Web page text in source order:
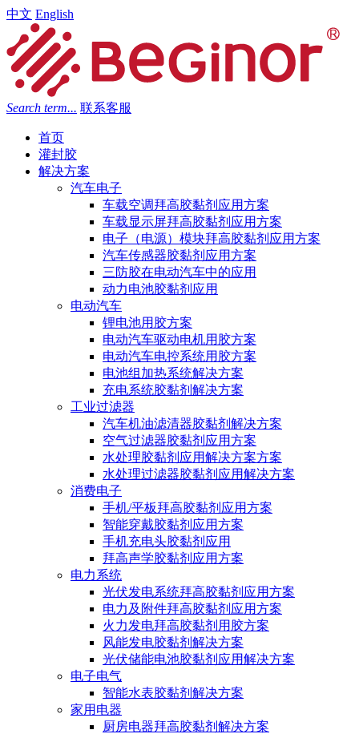
中文 English
Search term... 联系客服
首页
灌封胶
解决方案
汽车电子
车载空调拜高胶黏剂应用方案
车载显示屏拜高胶黏剂应用方案
电子（电源）模块拜高胶黏剂应用方案
汽车传感器胶黏剂应用方案
三防胶在电动汽车中的应用
动力电池胶黏剂应用
电动汽车
锂电池用胶方案
电动汽车驱动电机用胶方案
电动汽车电控系统用胶方案
电池组加热系统解决方案
充电系统胶黏剂解决方案
工业过滤器
汽车机油滤清器胶黏剂解决方案
空气过滤器胶黏剂应用方案
水处理胶黏剂应用解决方案方案
水处理过滤器胶黏剂应用解决方案
消费电子
手机/平板拜高胶黏剂应用方案
智能穿戴胶黏剂应用方案
手机充电头胶黏剂应用
拜高声学胶黏剂应用方案
电力系统
光伏发电系统拜高胶黏剂应用方案
电力及附件拜高胶黏剂应用方案
火力发电拜高胶黏剂用胶方案
风能发电胶黏剂解决方案
光伏储能电池胶黏剂应用解决方案
电子电气
智能水表胶黏剂解决方案
家用电器
厨房电器拜高胶黏剂解决方案